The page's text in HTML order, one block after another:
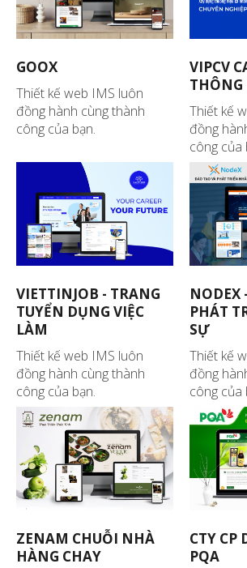
GOOX
Thiết kế web IMS luôn
đồng hành cùng thành
công của bạn.
VIPCV
Thiết kế
đồng
công của
VIETTINJOB - TRANG
TUYỂN DỤNG VIỆC
LÀM
Thiết kế web IMS luôn
đồng hành cùng thành
công của bạn.
NODEX
PHÁT
SỰ
Thiết kế
đồng
công của
ZENAM CHUỖI NHÀ
HÀNG CHAY
CTY CP
PQA